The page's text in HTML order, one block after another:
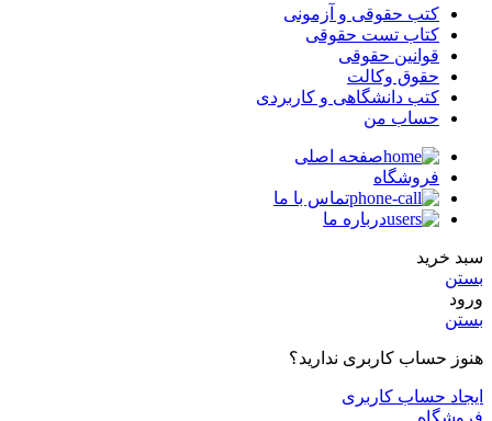
کتب حقوقی و آزمونی
کتاب تست حقوقی
قوانین حقوقی
حقوق وکالت
کتب دانشگاهی و کاربردی
حساب من
صفحه اصلی
فروشگاه
تماس با ما
درباره ما
سبد خرید
بستن
ورود
بستن
هنوز حساب کاربری ندارید؟
ایجاد حساب کاربری
فروشگاه